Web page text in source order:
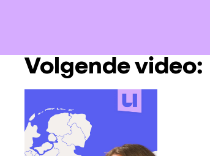
Volgende video: